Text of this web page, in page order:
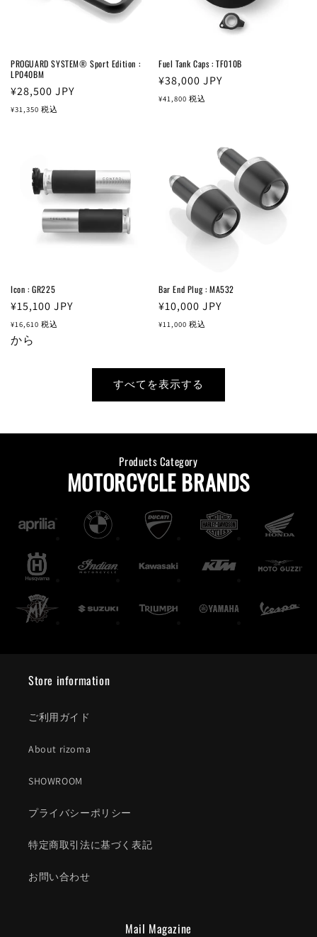
PROGUARD SYSTEM® Sport Edition :
LP040BM
通
常
¥28,500 JPY
¥31,350 税込
Fuel Tank Caps : TF010B
通
常
¥38,000 JPY
¥41,800 税込
Icon : GR225
通
常
価
¥15,100 JPY
¥16,610 税込
から
Bar End Plug : MA532
通
常
¥10,000 JPY
¥11,000 税込
すべてを表示する
Products Category
MOTORCYCLE BRANDS
Store information
ご利用ガイド
About rizoma
SHOWROOM
プライバシーポリシー
特定商取引法に基づく表記
お問い合わせ
Mail Magazine